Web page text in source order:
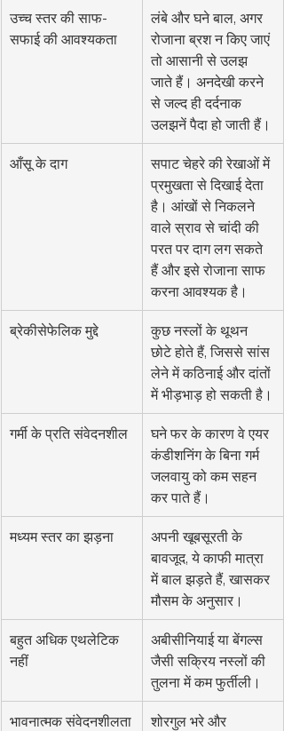
उच्च स्तर की साफ-
सफाई की आवश्यकता
लंबे और घने बाल, अगर
रोजाना ब्रश न किए जाएं
तो आसानी से उलझ
जाते हैं। अनदेखी करने
से जल्द ही दर्दनाक
उलझनें पैदा हो जाती हैं।
आँसू के दाग
सपाट चेहरे की रेखाओं में
प्रमुखता से दिखाई देता
है। आंखों से निकलने
वाले स्राव से चांदी की
परत पर दाग लग सकते
हैं और इसे रोजाना साफ
करना आवश्यक है।
ब्रेकीसेफेलिक मुद्दे
कुछ नस्लों के थूथन
छोटे होते हैं, जिससे सांस
लेने में कठिनाई और दांतों
में भीड़भाड़ हो सकती है।
गर्मी के प्रति संवेदनशील
घने फर के कारण वे एयर
कंडीशनिंग के बिना गर्म
जलवायु को कम सहन
कर पाते हैं।
मध्यम स्तर का झड़ना
अपनी खूबसूरती के
बावजूद, ये काफी मात्रा
में बाल झड़ते हैं, खासकर
मौसम के अनुसार।
बहुत अधिक एथलेटिक
नहीं
अबीसीनियाई या बेंगल्स
जैसी सक्रिय नस्लों की
तुलना में कम फुर्तीली।
भावनात्मक संवेदनशीलता
शोरगुल भरे और